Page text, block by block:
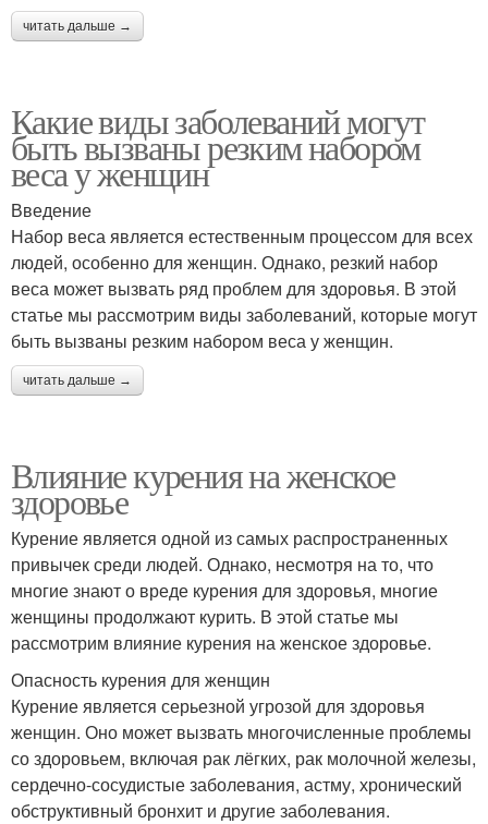
читать дальше →
Какие виды заболеваний могут
быть вызваны резким набором
веса у женщин
Введение
Набор веса является естественным процессом для всех
людей, особенно для женщин. Однако, резкий набор
веса может вызвать ряд проблем для здоровья. В этой
статье мы рассмотрим виды заболеваний, которые могут
быть вызваны резким набором веса у женщин.
читать дальше →
Влияние курения на женское
здоровье
Курение является одной из самых распространенных
привычек среди людей. Однако, несмотря на то, что
многие знают о вреде курения для здоровья, многие
женщины продолжают курить. В этой статье мы
рассмотрим влияние курения на женское здоровье.
Опасность курения для женщин
Курение является серьезной угрозой для здоровья
женщин. Оно может вызвать многочисленные проблемы
со здоровьем, включая рак лёгких, рак молочной железы,
сердечно-сосудистые заболевания, астму, хронический
обструктивный бронхит и другие заболевания.